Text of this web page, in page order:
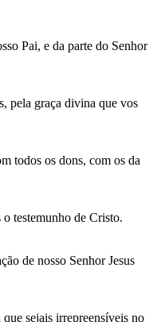
Pai, e da parte do Senhor
pela graça divina que vos
todos os dons, com os da
testemunho de Cristo.
de nosso Senhor Jesus
sejais irrepreensíveis no